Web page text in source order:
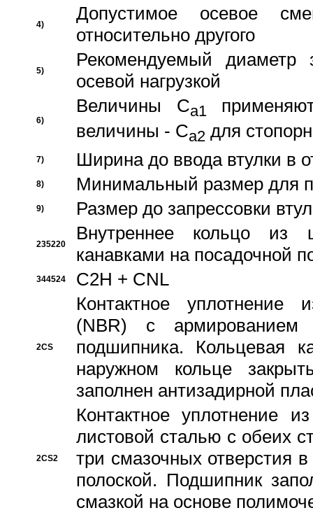
4)
Допустимое осевое
относительно другого
5)
Рекомендуемый диаметр
осевой нагрузкой
6)
Величины Ca1
величины - Ca2 для
7) Ширина до ввода втулки в
8) Минимальный размер для
9) Размер до запрессовки
235220
Внутреннее кольцо из
канавками на посадочной
344524 C2H + CNL
2CS
Контактное уплотнение
(NBR) с
подшипника. Кольцевая
наружном кольце
заполнен антизадирной
2CS2
Контактное уплотнение
листовой сталью с обеих
три смазочных отверстия
полоской. Подшипник
смазкой на основе